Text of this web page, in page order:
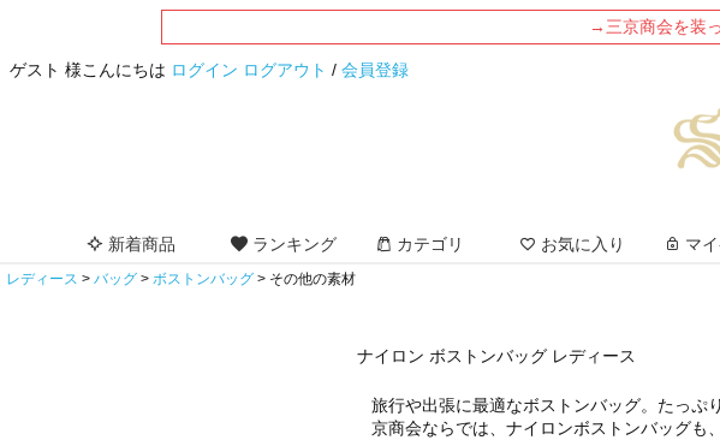
→三京商会を装
ゲスト 様こんにちは ログイン ログアウト / 会員登録
新着商品 ランキング カテゴリ お気に入り マ
レディース バッグ ボストンバッグ その他の素材
ナイロン ボストンバッグ レディース
旅行や出張に最適なボストンバッグ。たっぷ
京商会ならでは、ナイロンボストンバッグも